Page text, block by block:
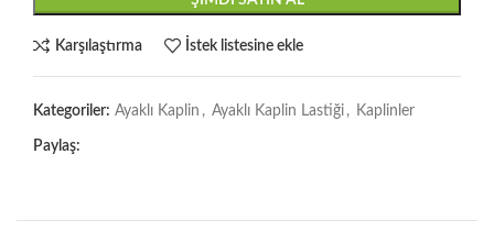
Karşılaştırma İstek listesine ekle
Kategoriler: Ayaklı Kaplin , Ayaklı Kaplin Lastiği , Kaplinler
Paylaş: